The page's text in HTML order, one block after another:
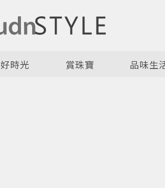
好時光 賞珠寶 品味生